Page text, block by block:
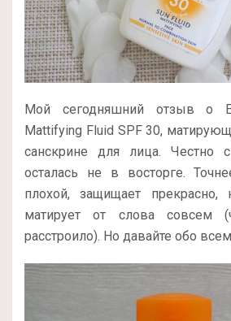
Мой сегодняшний отзыв о
Mattifying Fluid SPF 30,
санскрине для лица. Честно
осталась не в восторге.
плохой, защищает
матирует от слова совсем
расстроило). Но давайте обо